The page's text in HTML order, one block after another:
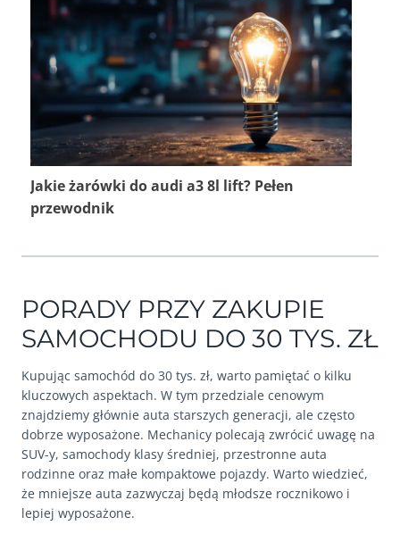
Jakie żarówki do audi a3 8l lift? Pełen
przewodnik
PORADY PRZY ZAKUPIE
SAMOCHODU DO 30 TYS. ZŁ
Kupując samochód do 30 tys. zł, warto pamiętać o kilku
kluczowych aspektach. W tym przedziale cenowym
znajdziemy głównie auta starszych generacji, ale często
dobrze wyposażone. Mechanicy polecają zwrócić uwagę na
SUV-y, samochody klasy średniej, przestronne auta
rodzinne oraz małe kompaktowe pojazdy. Warto wiedzieć,
że mniejsze auta zazwyczaj będą młodsze rocznikowo i
lepiej wyposażone.